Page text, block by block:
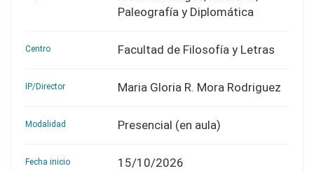
Paleografía y Diplomática
Centro Facultad de Filosofía y Letras
IP/Director Maria Gloria R. Mora Rodriguez
Modalidad Presencial (en aula)
Fecha inicio 15/10/2026